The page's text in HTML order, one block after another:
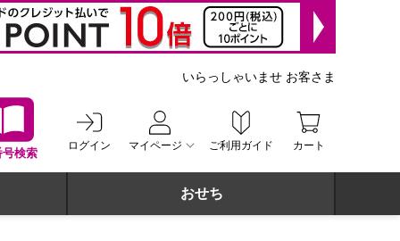
号検索
ログイン マイページ ご利用ガイド カート
いらっしゃいませ お客さま
おせち